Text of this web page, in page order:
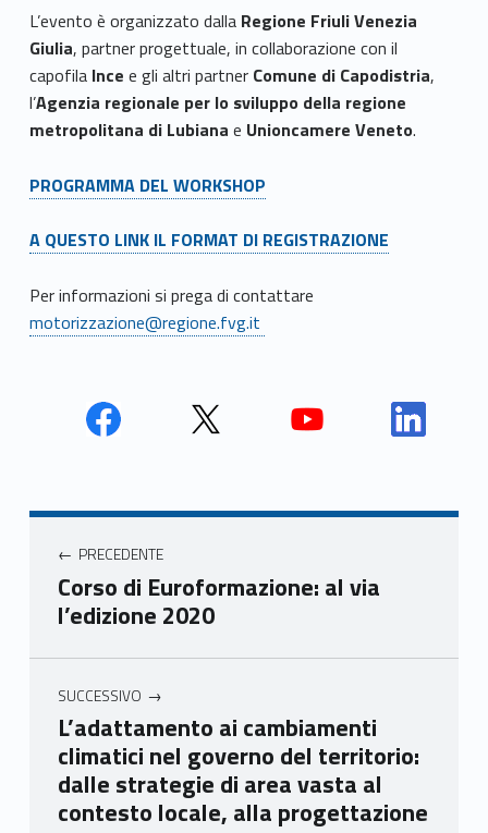
L’evento è organizzato dalla Regione Friuli Venezia
Giulia, partner progettuale, in collaborazione con il
capofila Ince e gli altri partner Comune di Capodistria,
l’Agenzia regionale per lo sviluppo della regione
metropolitana di Lubiana e Unioncamere Veneto.
PROGRAMMA DEL WORKSHOP
A QUESTO LINK IL FORMAT DI REGISTRAZIONE
Per informazioni si prega di contattare
motorizzazione@regione.fvg.it
Unio
mer
e
Ven
Unio
e
Ven
Unio
e
Unio
Navigazione articoli
PRECEDENTE
Corso di Euroformazione: al via
l’edizione 2020
SUCCESSIVO
L’adattamento ai cambiamenti
climatici nel governo del territorio:
dalle strategie di area vasta al
contesto locale, alla progettazione